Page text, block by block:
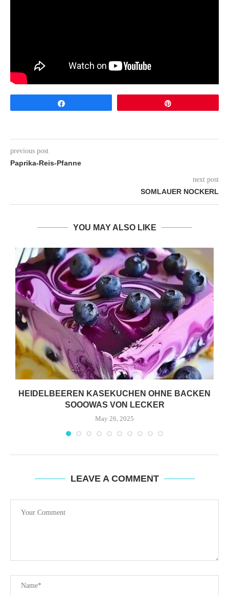
previous post
Paprika-Reis-Pfanne
next post
SOMLAUER NOCKERL
YOU MAY ALSO LIKE
HEIDELBEEREN KASEKUCHEN OHNE BACKEN
SOOOWAS VON LECKER
May 26, 2025
LEAVE A COMMENT